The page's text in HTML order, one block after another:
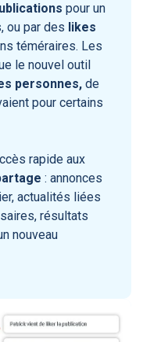
pour un
ou par des likes
téméraires. Les
le nouvel outil
personnes, de
pour certains
rapide aux
: annonces
actualités liées
résultats
nouveau